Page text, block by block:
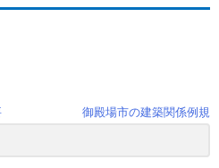
御殿場市の建築関係例規